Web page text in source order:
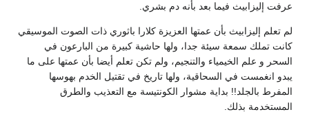
عرفت إليزابيث فيما بعد بأنه دم بشري.
لم تعلم إليزابيث بأن عمتها العزيزة كلارا باثوري ذات الصوت الموسيقي
كانت تملك سمعة سيئة جدا، ولها حاشية كبيرة من البارعون في
السحر و علم الخيمياء والتنجيم، ولم تكن تعلم أيضا بأن عمتها على ما
يبدو انغمست في السحاقية، ولها تاريخ في تقتيل الخدم بهوسها
المفرط بالجلد!! بداية مشوار الكونتيسة مع التعذيب والطرق
المستخدمة بذلك.